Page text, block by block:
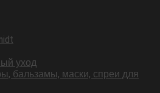
уход
бальзамы, маски, спреи для